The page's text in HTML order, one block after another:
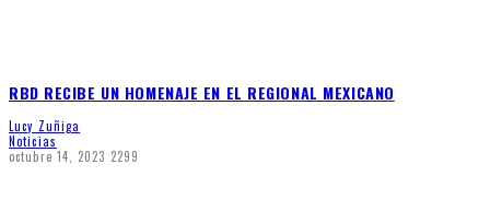
RBD RECIBE UN HOMENAJE EN EL REGIONAL MEXICANO
Lucy Zuñiga
Noticias
octubre 14, 2023 2299